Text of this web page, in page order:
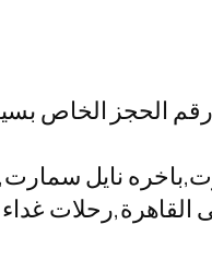
الحجز الخاص
نايل
فى